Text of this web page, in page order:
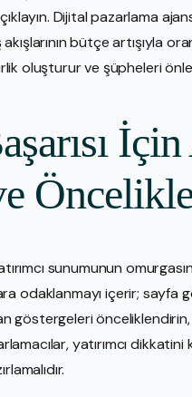
Dijital pazarlama
bütçe artışıyla
oluşturur ve şüpheleri
sunumunun
odaklanmayı içerir; sayfa
göstergeleri önceliklendirin,
yatırımcı